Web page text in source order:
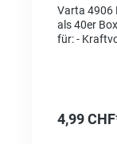
Varta 4906
als 40er
für: -
2625001
4,99